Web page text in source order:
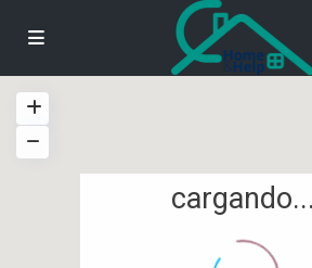
cargando...